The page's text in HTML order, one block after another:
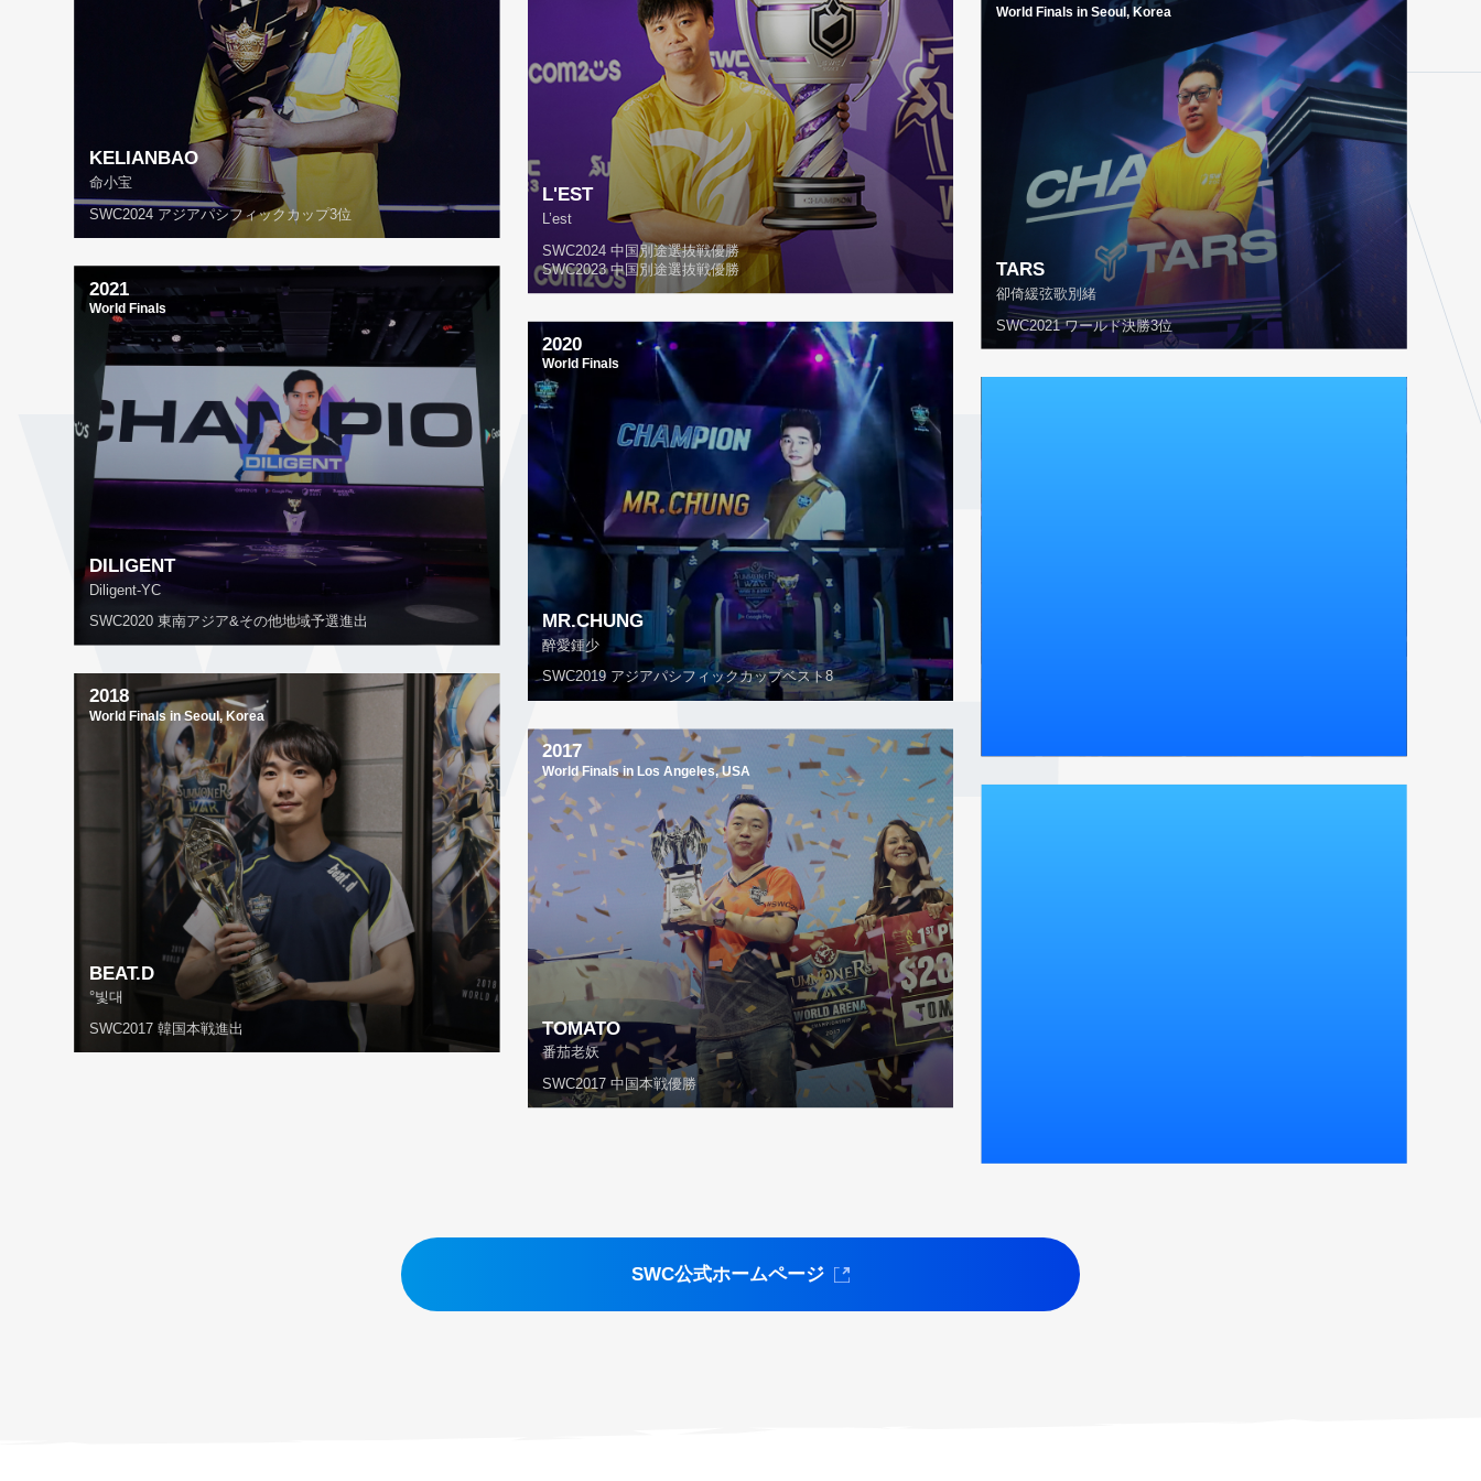
KELIANBAO
命小宝
SWC2024 アジアパシフィックカップ3位
L'EST
L’est
SWC2024 中国別途選抜戦優勝
SWC2023 中国別途選抜戦優勝
World Finals in Seoul, Korea
TARS
卻倚緩弦歌別緒
SWC2021 ワールド決勝3位
2021
World Finals
DILIGENT
Diligent-YC
SWC2020 東南アジア&その他地域予選進出
2020
World Finals
MR.CHUNG
醉愛鍾少
SWC2019 アジアパシフィックカップベスト8
2018
World Finals in Seoul, Korea
BEAT.D
°빛대
SWC2017 韓国本戦進出
2017
World Finals in Los Angeles, USA
TOMATO
番茄老妖
SWC2017 中国本戦優勝
SWC公式ホームページ